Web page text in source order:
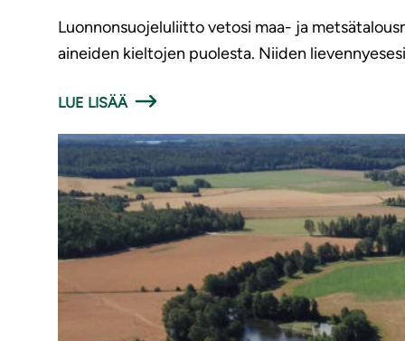
Luonnonsuojeluliitto vetosi maa- ja
aineiden kieltojen puolesta. Niiden
LUE LISÄÄ